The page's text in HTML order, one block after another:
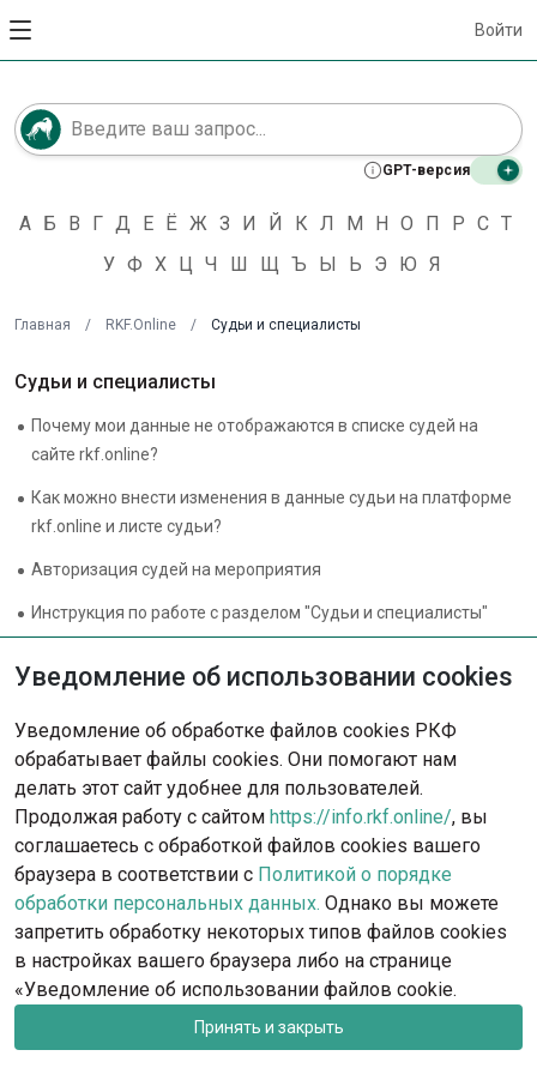
Войти
GPT-версия
А Б В Г Д Е Ё Ж З И Й К Л М Н О П Р С Т
У Ф Х Ц Ч Ш Щ Ъ Ы Ь Э Ю Я
Главная / RKF.Online / Судьи и специалисты
Судьи и специалисты
Почему мои данные не отображаются в списке судей на
сайте rkf.online?
Как можно внести изменения в данные судьи на платформе
rkf.online и листе судьи?
Авторизация судей на мероприятия
Инструкция по работе с разделом "Судьи и специалисты"
rkf@rkf.org.ru
Москва, ул. Гостиничная, д.9
Запись на посещение офиса РКФ и федераций
Уведомление об использовании cookies
Уведомление об обработке файлов cookies РКФ
обрабатывает файлы cookies. Они помогают нам
делать этот сайт удобнее для пользователей.
Продолжая работу с сайтом https://info.rkf.online/, вы
соглашаетесь с обработкой файлов cookies вашего
браузера в соответствии с Политикой о порядке
обработки персональных данных. Однако вы можете
запретить обработку некоторых типов файлов cookies
в настройках вашего браузера либо на странице
«Уведомление об использовании файлов cookie.
Принять и закрыть